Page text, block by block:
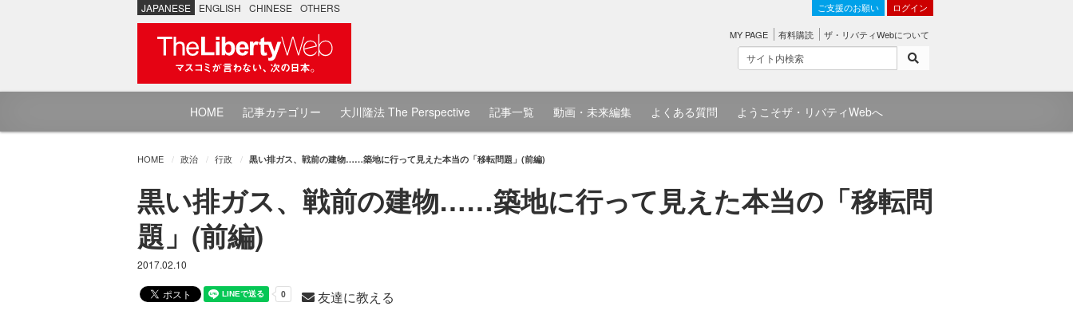
JAPANESE ENGLISH CHINESE OTHERS ご支援のお願い ログイン
MY PAGE 有料購読 ザ・リバティWebについて
HOME 記事カテゴリー 大川隆法 The Perspective 記事一覧 動画・未来編集 よくある質問 ようこそザ・リバティWebへ
HOME 政治 行政 黒い排ガス、戦前の建物……築地に行って見えた本当の「移転問題」(前編)
黒い排ガス、戦前の建物……築地に行って見えた本当の「移転問
題」(前編)
2017.02.10
友達に教える